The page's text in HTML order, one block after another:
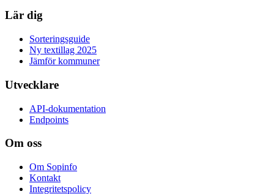
Lär dig
Sorteringsguide
Ny textillag 2025
Jämför kommuner
Utvecklare
API-dokumentation
Endpoints
Om oss
Om Sopinfo
Kontakt
Integritetspolicy